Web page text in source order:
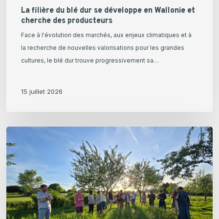
La filière du blé dur se développe en Wallonie et
cherche des producteurs
Face à l'évolution des marchés, aux enjeux climatiques et à
la recherche de nouvelles valorisations pour les grandes
cultures, le blé dur trouve progressivement sa…
15 juillet 2026
Retour
sur
la
rencontre
du
groupement
paysans-